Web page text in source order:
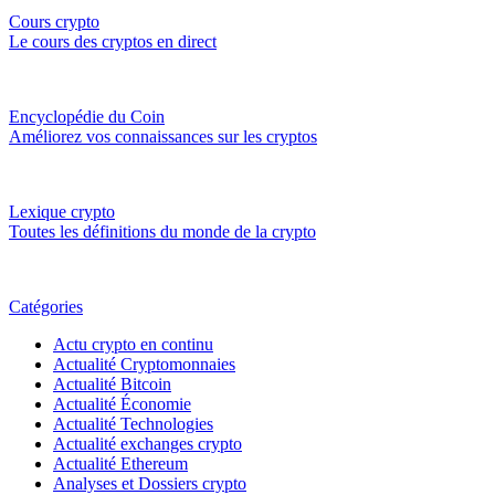
Cours crypto
Le cours des cryptos en direct
Encyclopédie du Coin
Améliorez vos connaissances sur les cryptos
Lexique crypto
Toutes les définitions du monde de la crypto
Catégories
Actu crypto en continu
Actualité Cryptomonnaies
Actualité Bitcoin
Actualité Économie
Actualité Technologies
Actualité exchanges crypto
Actualité Ethereum
Analyses et Dossiers crypto